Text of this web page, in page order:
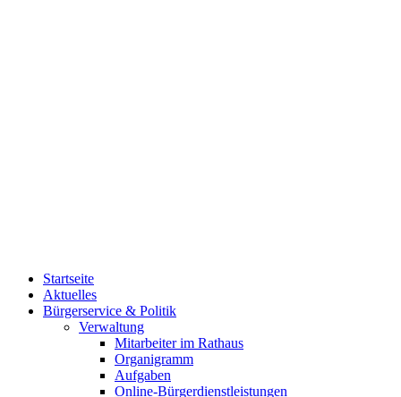
Startseite
Aktuelles
Bürgerservice & Politik
Verwaltung
Mitarbeiter im Rathaus
Organigramm
Aufgaben
Online-Bürgerdienstleistungen